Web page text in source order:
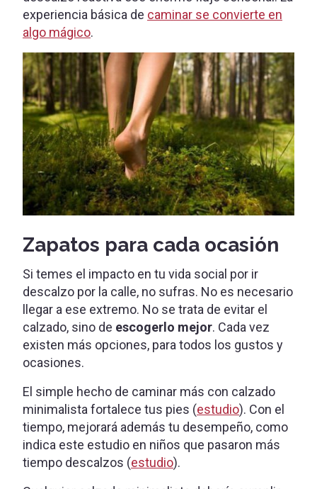
experiencia básica de caminar se convierte en
algo mágico.
Zapatos para cada ocasión
Si temes el impacto en tu vida social por ir
descalzo por la calle, no sufras. No es necesario
llegar a ese extremo. No se trata de evitar el
calzado, sino de escogerlo mejor. Cada vez
existen más opciones, para todos los gustos y
ocasiones.
El simple hecho de caminar más con calzado
minimalista fortalece tus pies (estudio). Con el
tiempo, mejorará además tu desempeño, como
indica este estudio en niños que pasaron más
tiempo descalzos (estudio).